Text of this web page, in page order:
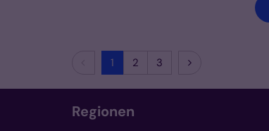
Vorherige Seite
1 2 3 Nächste Seite
Regionen